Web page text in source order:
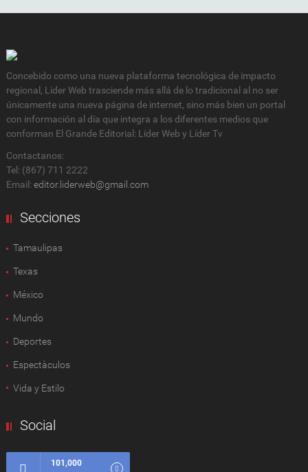
Concebido como una nueva plataforma tecnológica de impacto
regional, Lider Web trasciende más allá de lo tradicional al no ser
únicamente una nueva página de internet, sino más bien un portal
con información al día que integra a los diferentes medios que
conforman El Grande Editorial: Líder Web y Líder Tv
Contactanos:
Tel: (867) 711 2222
Email: editor.liderweb@gmail.com
Secciones
Tamaulipas
Texas
México
Mundo
Deportes
Espectàculos
Vida y Estilo
Social
101,000